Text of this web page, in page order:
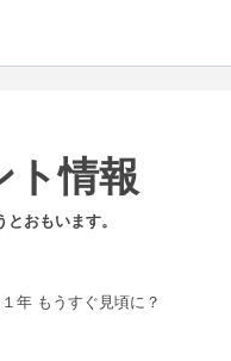
ト情報
おもいます。
年 もうすぐ見頃に？